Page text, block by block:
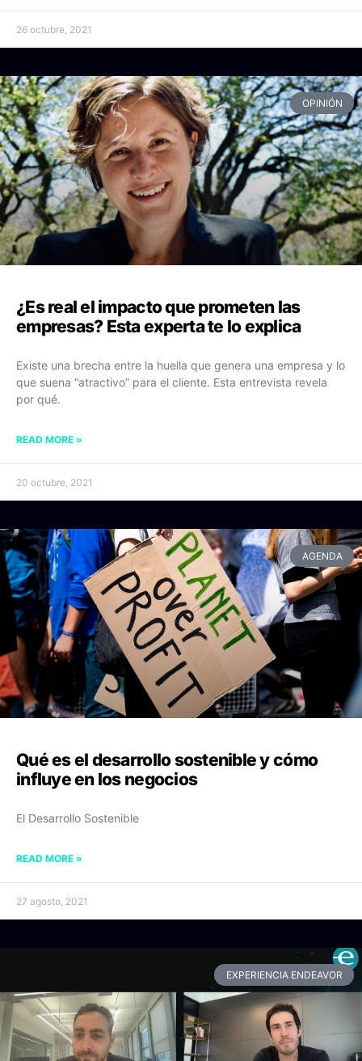
26 octubre, 2021
OPINIÓN
¿Es real el impacto que prometen las
empresas? Esta experta te lo explica
Existe una brecha entre la huella que genera una empresa y lo
que suena “atractivo” para el cliente. Esta entrevista revela
por qué.
READ MORE »
20 octubre, 2021
AGENDA
Qué es el desarrollo sostenible y cómo
influye en los negocios
El Desarrollo Sostenible
READ MORE »
27 agosto, 2021
EXPERIENCIA ENDEAVOR